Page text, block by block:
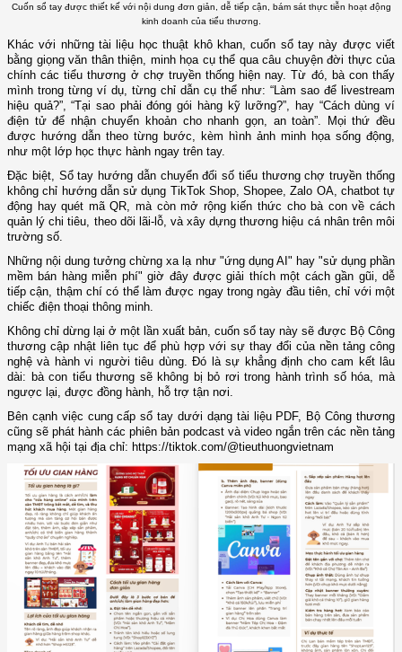
Cuốn sổ tay được thiết kế với nội dung đơn giản, dễ tiếp cận, bám sát thực tiễn hoạt động
kinh doanh của tiểu thương.
Khác với những tài liệu học thuật khô khan, cuốn sổ tay này được viết
bằng giọng văn thân thiện, minh họa cụ thể qua câu chuyện đời thực của
chính các tiểu thương ở chợ truyền thống hiện nay. Từ đó, bà con thấy
mình trong từng ví dụ, từng chỉ dẫn cụ thể như: “Làm sao để livestream
hiệu quả?”, “Tại sao phải đóng gói hàng kỹ lưỡng?”, hay “Cách dùng ví
điện tử để nhận chuyển khoản cho nhanh gọn, an toàn”. Mọi thứ đều
được hướng dẫn theo từng bước, kèm hình ảnh minh họa sống động,
như một lớp học thực hành ngay trên tay.
Đặc biệt, Sổ tay hướng dẫn chuyển đổi số tiểu thương chợ truyền thống
không chỉ hướng dẫn sử dụng TikTok Shop, Shopee, Zalo OA, chatbot tự
động hay quét mã QR, mà còn mở rộng kiến thức cho bà con về cách
quản lý chi tiêu, theo dõi lãi-lỗ, và xây dựng thương hiệu cá nhân trên môi
trường số.
Những nội dung tưởng chừng xa lạ như "ứng dụng AI" hay "sử dụng phần
mềm bán hàng miễn phí" giờ đây được giải thích một cách gần gũi, dễ
tiếp cận, thậm chí có thể làm được ngay trong ngày đầu tiên, chỉ với một
chiếc điện thoại thông minh.
Không chỉ dừng lại ở một lần xuất bản, cuốn sổ tay này sẽ được Bộ Công
thương cập nhật liên tục để phù hợp với sự thay đổi của nền tảng công
nghệ và hành vi người tiêu dùng. Đó là sự khẳng định cho cam kết lâu
dài: bà con tiểu thương sẽ không bị bỏ rơi trong hành trình số hóa, mà
ngược lại, được đồng hành, hỗ trợ tận nơi.
Bên cạnh việc cung cấp sổ tay dưới dạng tài liệu PDF, Bộ Công thương
cũng sẽ phát hành các phiên bản podcast và video ngắn trên các nền tảng
mạng xã hội tại địa chỉ: https://tiktok.com/@tieuthuongvietnam